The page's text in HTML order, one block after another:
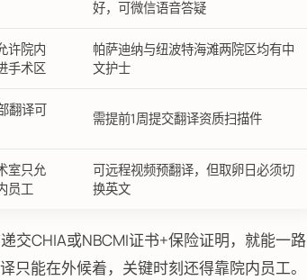
好，可微信语音答疑
许院内
手术区
帕萨迪纳与纽波特海滩两院区均有中
文护士
翻译可
需提前1周提交翻译资质扫描件
室只允
员工
可远程视频预翻译，但取卵日必须切
换英文
交CHIA或NBCMI证书+保险证明，就能一路
只能在外候着，关键时刻还得靠院内员工。